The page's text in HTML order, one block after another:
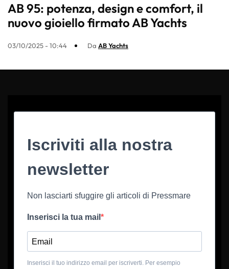
AB 95: potenza, design e comfort, il
nuovo gioiello firmato AB Yachts
03/10/2025 - 10:44 Da AB Yachts
Iscriviti alla nostra
newsletter
Non lasciarti sfuggire gli articoli di Pressmare
Inserisci la tua mail
Inserisci il tuo indirizzo email per iscriverti. Per esempio